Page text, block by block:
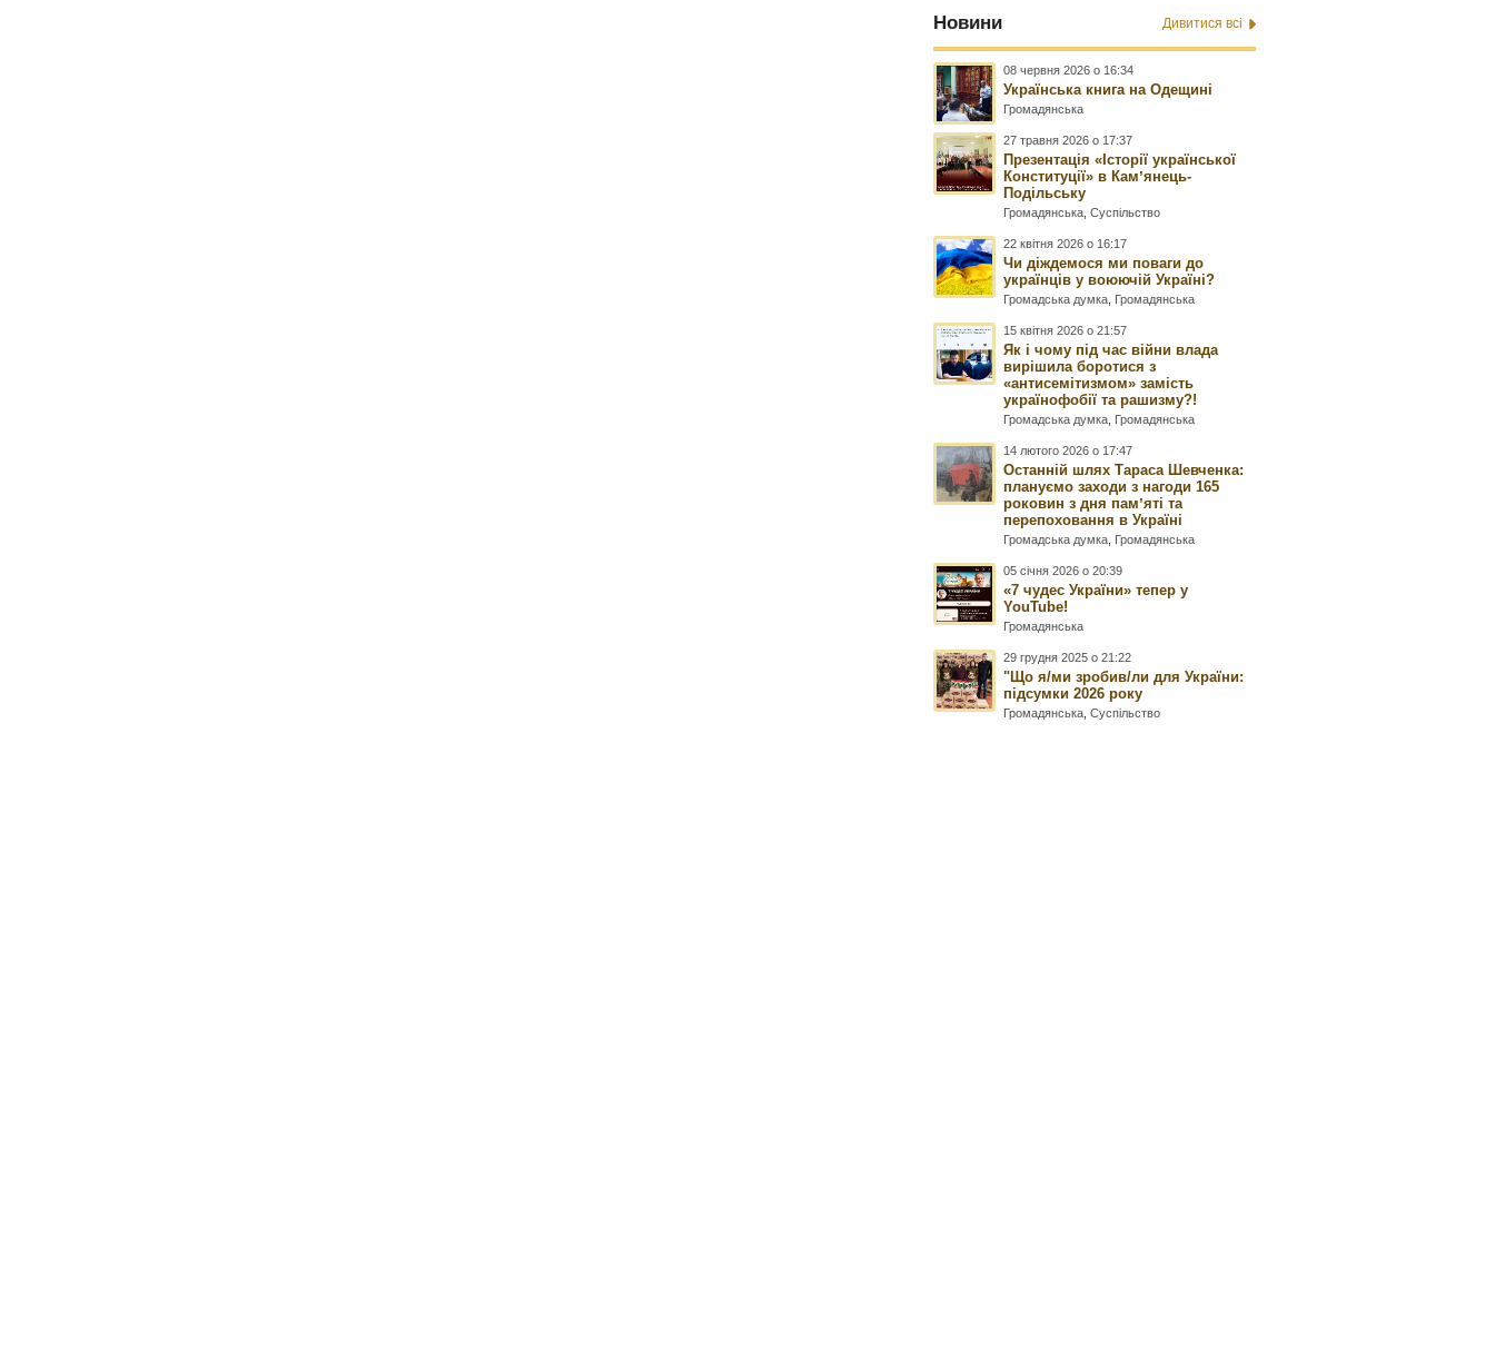
Новини Дивитися всі
08 червня 2026 о 16:34
Українська книга на Одещині
Громадянська
27 травня 2026 о 17:37
Презентація «Історії української
Конституції» в Камʼянець-
Подільську
Громадянська ,Суспільство
22 квітня 2026 о 16:17
Чи діждемося ми поваги до
українців у воюючій Україні?
Громадська думка Громадянська
15 квітня 2026 о 21:57
Як і чому під час війни влада
вирішила боротися з
«антисемітизмом» замість
українофобії та рашизму?!
Громадська думка Громадянська
14 лютого 2026 о 17:47
Останній шлях Тараса Шевченка:
плануємо заходи з нагоди 165
роковин з дня памʼяті та
перепоховання в Україні
Громадська думка Громадянська
05 січня 2026 о 20:39
«7 чудес України» тепер у
YouTube!
Громадянська
29 грудня 2025 о 21:22
"Що я/ми зробив/ли для України:
підсумки 2026 року
Громадянська ,Суспільство